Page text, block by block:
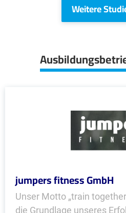
Weitere
jumpers fitness GmbH
Unser Motto „train
die Grundlage unseres